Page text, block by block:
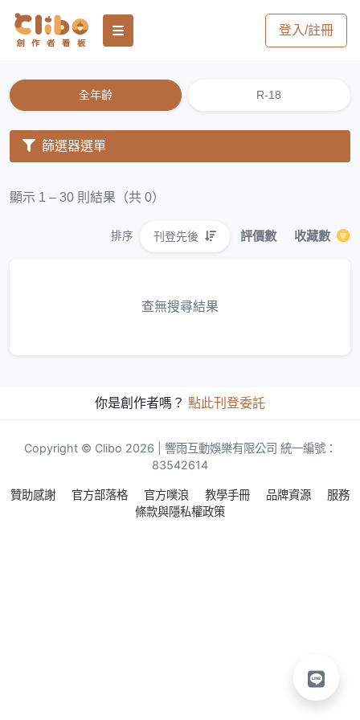
登入/註冊
全年齡 R-18
篩選器選單
顯示 1 – 30 則結果（共 0）
排序 刊登先後 評價數 收藏數
查無搜尋結果
你是創作者嗎？ 點此刊登委託
Copyright © Clibo 2026 | 響雨互動娛樂有限公司 統一編號：
83542614
贊助感謝 官方部落格 官方噗浪 教學手冊 品牌資源
服務
條款與隱私權政策